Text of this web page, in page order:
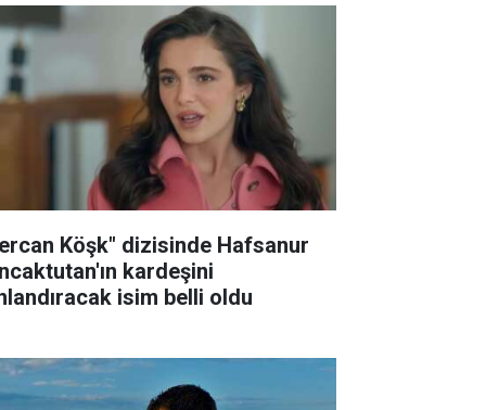
Köşk" dizisinde Hafsanur
kardeşini
isim belli oldu